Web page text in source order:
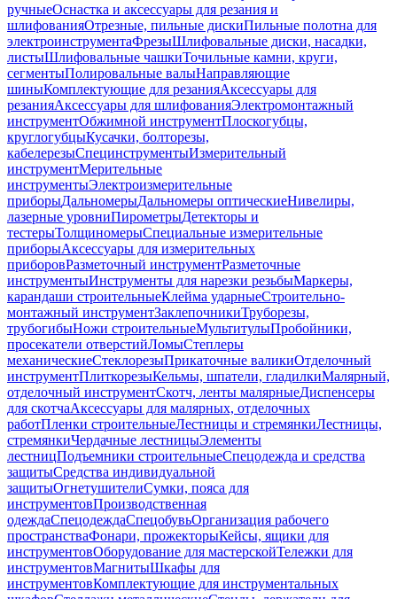
ручныеОснастка и аксессуары для резания и
шлифованияОтрезные, пильные дискиПильные полотна для
электроинструментаФрезыШлифовальные диски, насадки,
листыШлифовальные чашкиТочильные камни, круги,
сегментыПолировальные валыНаправляющие
шиныКомплектующие для резанияАксессуары для
резанияАксессуары для шлифованияЭлектромонтажный
инструментОбжимной инструментПлоскогубцы,
круглогубцыКусачки, болторезы,
кабелерезыСпецинструментыИзмерительный
инструментМерительные
инструментыЭлектроизмерительные
приборыДальномерыДальномеры оптическиеНивелиры,
лазерные уровниПирометрыДетекторы и
тестерыТолщиномерыСпециальные измерительные
приборыАксессуары для измерительных
приборовРазметочный инструментРазметочные
инструментыИнструменты для нарезки резьбыМаркеры,
карандаши строительныеКлейма ударныеСтроительно-
монтажный инструментЗаклепочникиТруборезы,
трубогибыНожи строительныеМультитулыПробойники,
просекатели отверстийЛомыСтеплеры
механическиеСтеклорезыПрикаточные валикиОтделочный
инструментПлиткорезыКельмы, шпатели, гладилкиМалярный,
отделочный инструментСкотч, ленты малярныеДиспенсеры
для скотчаАксессуары для малярных, отделочных
работПленки строительныеЛестницы и стремянкиЛестницы,
стремянкиЧердачные лестницыЭлементы
лестницПодъемники строительныеСпецодежда и средства
защитыСредства индивидуальной
защитыОгнетушителиСумки, пояса для
инструментовПроизводственная
одеждаСпецодеждаСпецобувьОрганизация рабочего
пространстваФонари, прожекторыКейсы, ящики для
инструментовОборудование для мастерскойТележки для
инструментовМагнитыШкафы для
инструментовКомплектующие для инструментальных